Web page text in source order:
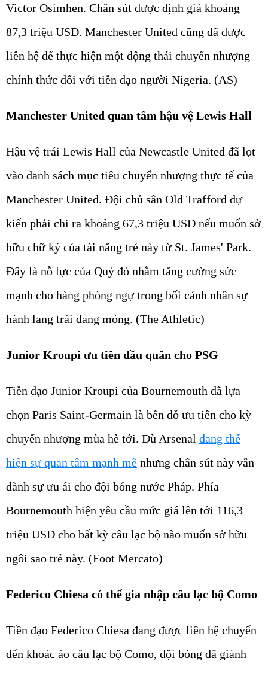
Victor Osimhen. Chân sút được định giá khoảng
87,3 triệu USD. Manchester United cũng đã được
liên hệ để thực hiện một động thái chuyển nhượng
chính thức đối với tiền đạo người Nigeria. (AS)
Manchester United quan tâm hậu vệ Lewis Hall
Hậu vệ trái Lewis Hall của Newcastle United đã lọt
vào danh sách mục tiêu chuyển nhượng thực tế của
Manchester United. Đội chủ sân Old Trafford dự
kiến phải chi ra khoảng 67,3 triệu USD nếu muốn sở
hữu chữ ký của tài năng trẻ này từ St. James' Park.
Đây là nỗ lực của Quỷ đỏ nhằm tăng cường sức
mạnh cho hàng phòng ngự trong bối cảnh nhân sự
hành lang trái đang mỏng. (The Athletic)
Junior Kroupi ưu tiên đầu quân cho PSG
Tiền đạo Junior Kroupi của Bournemouth đã lựa
chọn Paris Saint-Germain là bến đỗ ưu tiên cho kỳ
chuyển nhượng mùa hè tới. Dù Arsenal đang thể
hiện sự quan tâm mạnh mẽ nhưng chân sút này vẫn
dành sự ưu ái cho đội bóng nước Pháp. Phía
Bournemouth hiện yêu cầu mức giá lên tới 116,3
triệu USD cho bất kỳ câu lạc bộ nào muốn sở hữu
ngôi sao trẻ này. (Foot Mercato)
Federico Chiesa có thể gia nhập câu lạc bộ Como
Tiền đạo Federico Chiesa đang được liên hệ chuyển
đến khoác áo câu lạc bộ Como, đội bóng đã giành